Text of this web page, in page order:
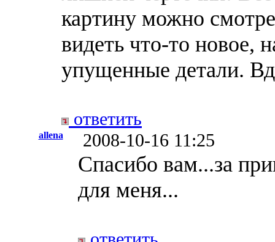
картину можно
видеть что-то новое,
упущенные детали.
ответить
allena 2008-10-16 11:25
Спасибо вам...за
для меня...